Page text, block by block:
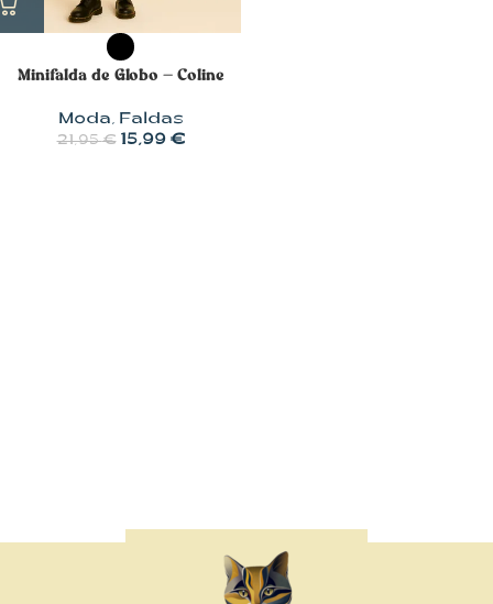
Minifalda de Globo – Coline
Moda, Faldas
21,95€ 15,99 €